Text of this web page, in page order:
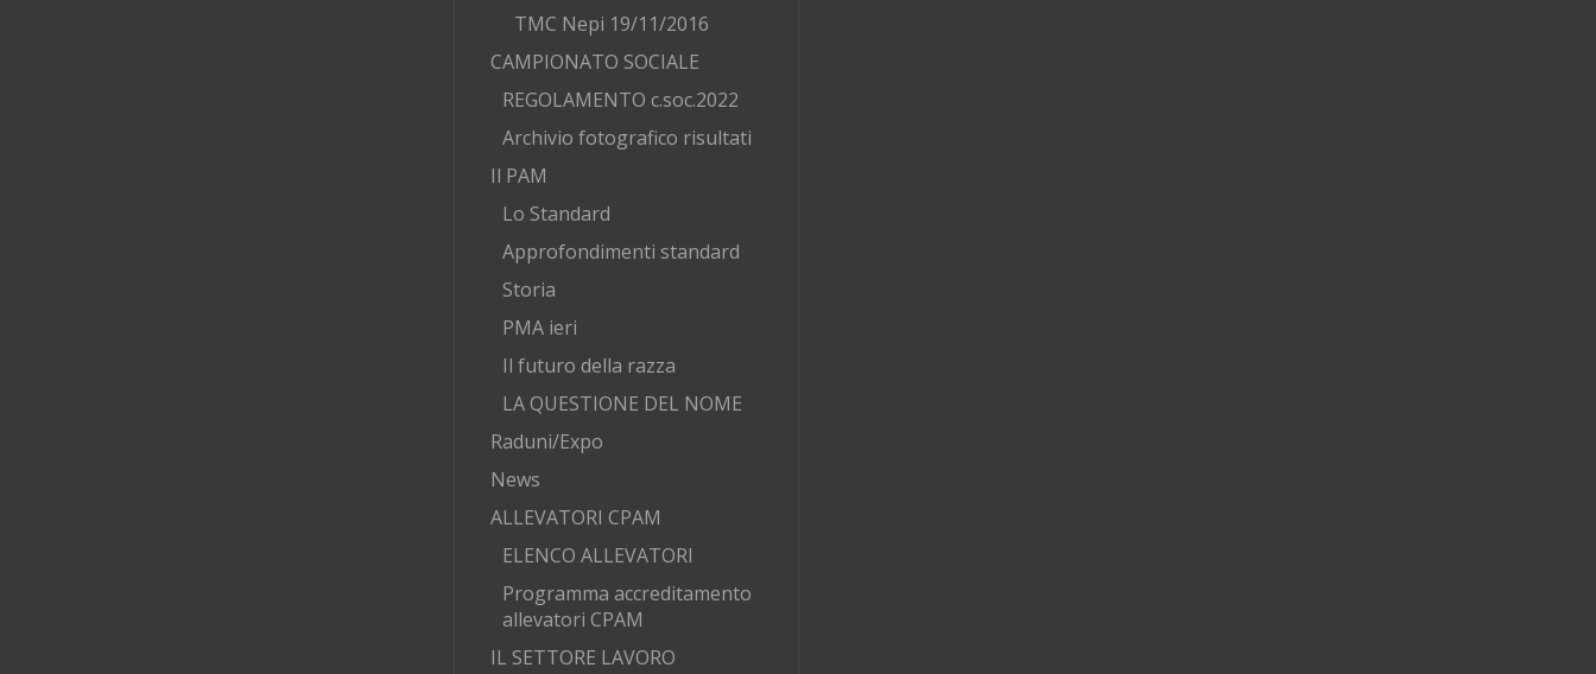
TMC Nepi 19/11/2016
CAMPIONATO SOCIALE
REGOLAMENTO c.soc.2022
Archivio fotografico risultati
Il PAM
Lo Standard
Approfondimenti standard
Storia
PMA ieri
Il futuro della razza
LA QUESTIONE DEL NOME
Raduni/Expo
News
ALLEVATORI CPAM
ELENCO ALLEVATORI
Programma accreditamento
allevatori CPAM
IL SETTORE LAVORO